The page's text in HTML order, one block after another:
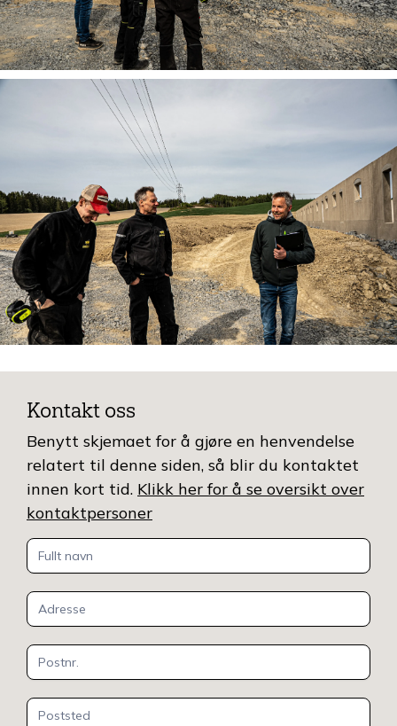
Kontakt oss
Benytt skjemaet for å gjøre en henvendelse
relatert til denne siden, så blir du kontaktet
innen kort tid. Klikk her for å se oversikt over
kontaktpersoner
Kontakt
oss